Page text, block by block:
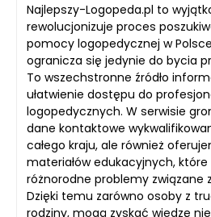
Najlepszy-Logopeda.pl to
rewolucjonizuje proces
pomocy logopedycznej w
ogranicza się jedynie do bycia
To wszechstronne źródło
ułatwienie dostępu do
logopedycznych. W serwisie
dane kontaktowe
całego kraju, ale również
materiałów edukacyjnych,
różnorodne problemy związane
Dzięki temu zarówno osoby z
rodziny, mogą zyskać wiedzę